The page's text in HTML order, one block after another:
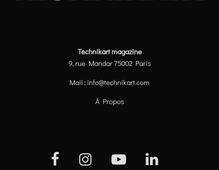
Technikart magazine
9, rue Mandar 75002 Paris
Mail : info@technikart.com
À Propos